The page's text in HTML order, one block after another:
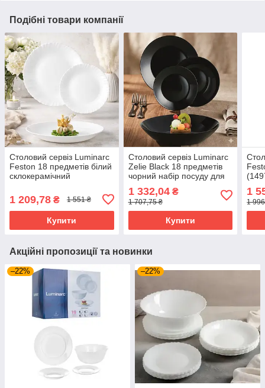
Подібні товари компанії
Столовий сервіз Luminarc
Feston 18 предметів білий
склокерамічний
кухні та інтер’єру (V2156)
1 209,78 ₴ 1 551 ₴
Купити
Столовий сервіз Luminarc
Zelie Black 18 предметів
чорний набір посуду для
1 332,04₴
1 707,75 ₴
Купити
1
1
Акційні пропозиції та новинки
–22% –22%